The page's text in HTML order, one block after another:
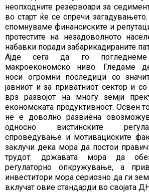
неопходните резервоари за
во старт ќе се спречи
спомнуваме финансиските и
протестите на незадоволното
набавки поради забарикадираните
Ајде сега да го
макроекономско ниво. Гледаме
носи огромни последици со
јавниот и за приватниот сектор и
врз развојот на многу земји
економската продуктивност. Освен
не е доволно развиена
односно вистинските
спроведување и мотивациските
заклучи дека мора да постои
трудот: државата мора да
регулаторно опкружување, а
инвеститори мора сериозно да ги
вклучат овие стандарди во својата